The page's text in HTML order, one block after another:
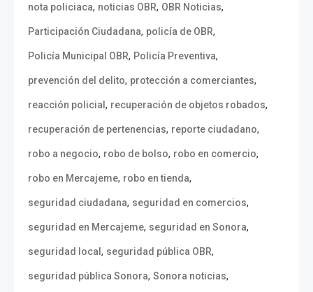
nota policiaca, noticias OBR, OBR Noticias,
Participación Ciudadana, policía de OBR,
Policía Municipal OBR, Policía Preventiva,
prevención del delito, protección a comerciantes,
reacción policial , recuperación de objetos robados,
recuperación de pertenencias, reporte ciudadano,
robo a negocio, robo de bolso, robo en comercio,
robo en Mercajeme, robo en tienda,
seguridad ciudadana, seguridad en comercios,
seguridad en Mercajeme, seguridad en Sonora,
seguridad local , seguridad pública OBR,
seguridad pública Sonora, Sonora noticias,